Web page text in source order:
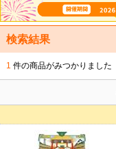
検索結果
1 件の商品がみつかりました